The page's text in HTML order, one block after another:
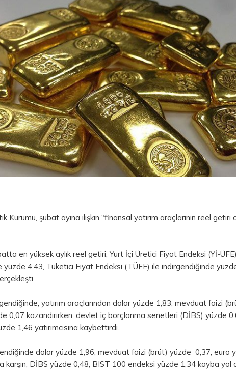
Kurumu, şubat ayına ilişkin "finansal yatırım araçlarının reel getiri
en yüksek aylık reel getiri, Yurt İçi Üretici Fiyat Endeksi (Yİ-
yüzde 4,43, Tüketici Fiyat Endeksi (TÜFE) ile indirgendiğinde
yatırım araçlarından dolar yüzde 1,83, mevduat faizi
0,07 kazandırırken, devlet iç borçlanma senetleri (DİBS) yüzde
1,46 yatırımcısına kaybettirdi.
dolar yüzde 1,96, mevduat faizi (brüt) yüzde 0,37, euro
karşın, DİBS yüzde 0,48, BIST 100 endeksi yüzde 1,34 kayba yol